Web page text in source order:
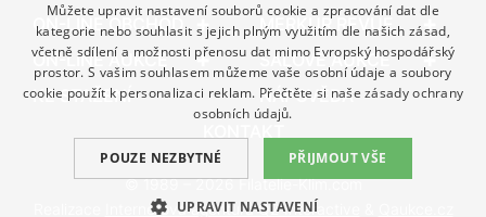
ON-LINE OBCHOD
MERKUR REVUE
ON-LINE AUKCE
SÁLOVÉ AUKCE
KE STAŽENÍ
NÁPOVĚDA
Internetová agentura Q2 Interactive
© 1989 – 2026 Filatelie-Klim.com
GERMAN
ENGLISH
Můžete upravit nastavení souborů cookie a zpracování dat dle
kategorie nebo souhlasit s jejich plným využitím dle našich zásad,
včetně sdílení a možnosti přenosu dat mimo Evropský hospodářský
prostor. S vašim souhlasem můžeme vaše osobní údaje a soubory
cookie použít k personalizaci reklam. Přečtěte si naše zásady ochrany
osobních údajů.
PŘIJMOUT VŠE
POUZE NEZBYTNÉ
UPRAVIT NASTAVENÍ